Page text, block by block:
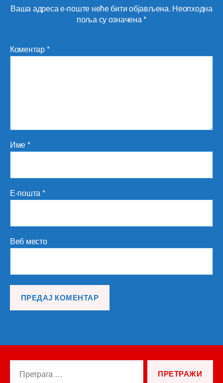
Ваша адреса е-поште неће бити објављена. Неопходна
поља су означена*
Коментар*
Име*
Е-пошта*
Веб место